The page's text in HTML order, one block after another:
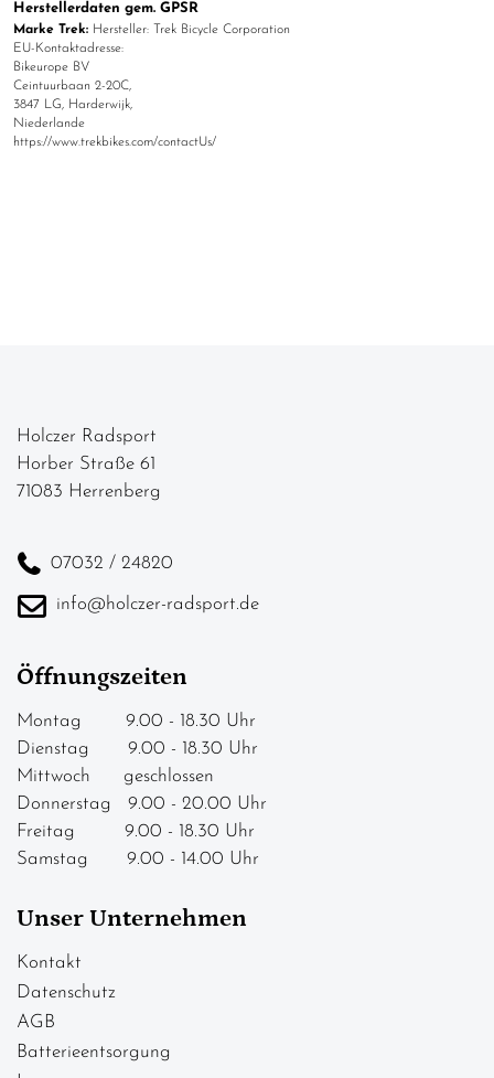
Herstellerdaten gem. GPSR
Marke Trek: Hersteller: Trek Bicycle Corporation
EU-Kontaktadresse:
Bikeurope BV
Ceintuurbaan 2-20C,
3847 LG, Harderwijk,
Niederlande
https://www.trekbikes.com/contactUs/
Holczer Radsport
Horber Straße 61
71083 Herrenberg
07032 / 24820
info@holczer-radsport.de
Öffnungszeiten
Montag 9.00 - 18.30 Uhr
Dienstag 9.00 - 18.30 Uhr
Mittwoch geschlossen
Donnerstag 9.00 - 20.00 Uhr
Freitag 9.00 - 18.30 Uhr
Samstag 9.00 - 14.00 Uhr
Unser Unternehmen
Kontakt
Datenschutz
AGB
Batterieentsorgung